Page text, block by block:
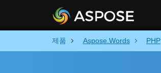
제품 Aspose.Words PHP